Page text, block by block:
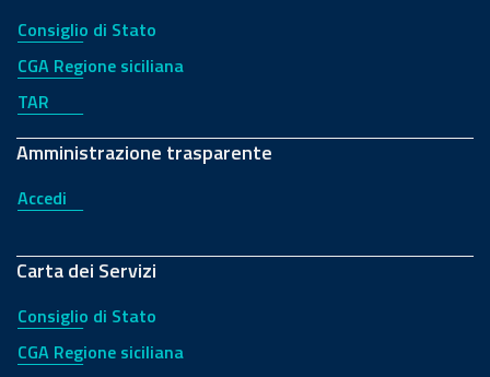
Consiglio di Stato
CGA Regione siciliana
TAR
Amministrazione trasparente
Accedi
Carta dei Servizi
Consiglio di Stato
CGA Regione siciliana